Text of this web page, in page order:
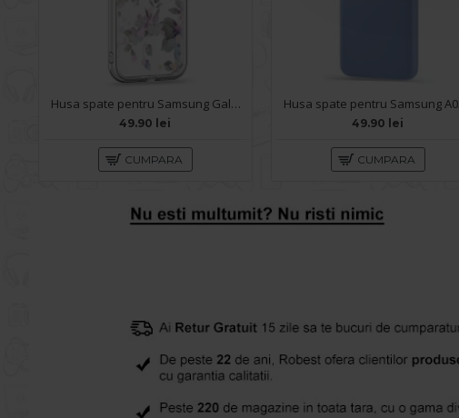
Husa spate pentru Samsung Galaxy A02s - Silver Case
49.90 lei
CUMPARA
49.90 lei
CUMPARA